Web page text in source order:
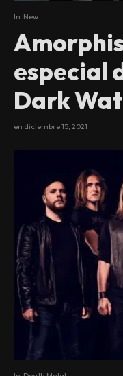
In New
especial
Dark
en diciembre 15, 2021